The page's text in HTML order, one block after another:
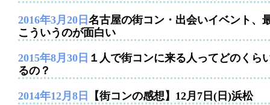
2016年3月20日 名古屋の街コン・出会いイベント、
こういうのが面白い
2015年8月30日 １人で街コンに来る人ってどのくら
るの？
2014年12月8日 【街コンの感想】12月7日(日)浜松